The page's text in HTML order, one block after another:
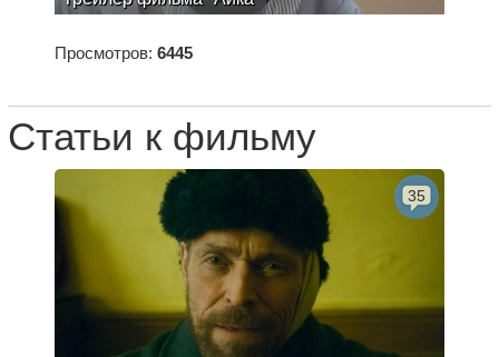
Просмотров: 6445
Статьи к фильму
35